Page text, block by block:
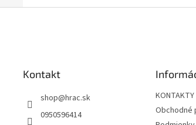
Kontakt
shop@hrac.sk
0950596414
KONTAKTY
Obchodné